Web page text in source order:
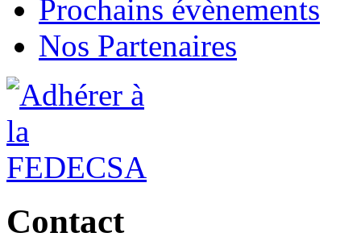
Prochains évènements
Nos Partenaires
Contact